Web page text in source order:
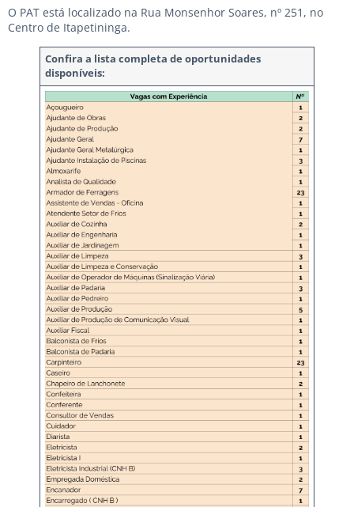
O PAT está localizado na Rua Monsenhor Soares, nº 251, no
Centro de Itapetininga.
Confira a lista completa de oportunidades
disponíveis: